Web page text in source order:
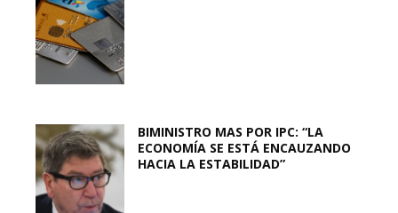
BIMINISTRO MAS POR IPC: “LA
ECONOMÍA SE ESTÁ ENCAUZANDO
HACIA LA ESTABILIDAD”